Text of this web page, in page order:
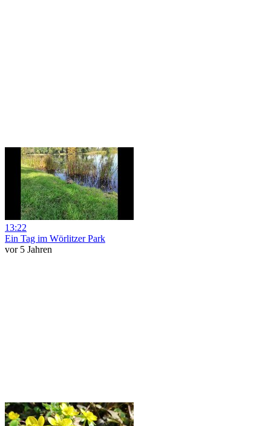
13:22
Ein Tag im Wörlitzer Park
vor 5 Jahren